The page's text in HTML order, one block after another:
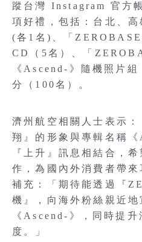
蹤台灣 Instagram 官方
項好禮，包括：台北、
(各1名)、「
CD（5名）、「
《Ascend-》隨機照片
分（100名）。
濟州航空相關人士表示
翔』的形象與專輯名稱
『上升』訊息相結合，
作，為國內外消費者帶
補充：「期待能透過『
機』，向海外粉絲親近地
《Ascend-》，同時提升
度。」